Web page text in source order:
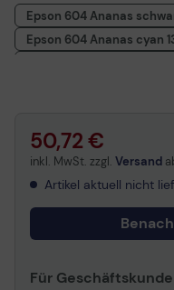
Epson WorkForce WF-
(C11CK63403)
Epson WorkForce WF-
(C11CK65403)
Epson Expression Home
InkJet
Epson Expression Home
InkJet
Epson Expression
Epson WorkForce WF-
Epson 604 Ananas
Epson 604 Ananas cyan
Epson Easy Mail Packing
50,72 €
inkl. MwSt. zzgl. Versand
Artikel aktuell nicht
Für